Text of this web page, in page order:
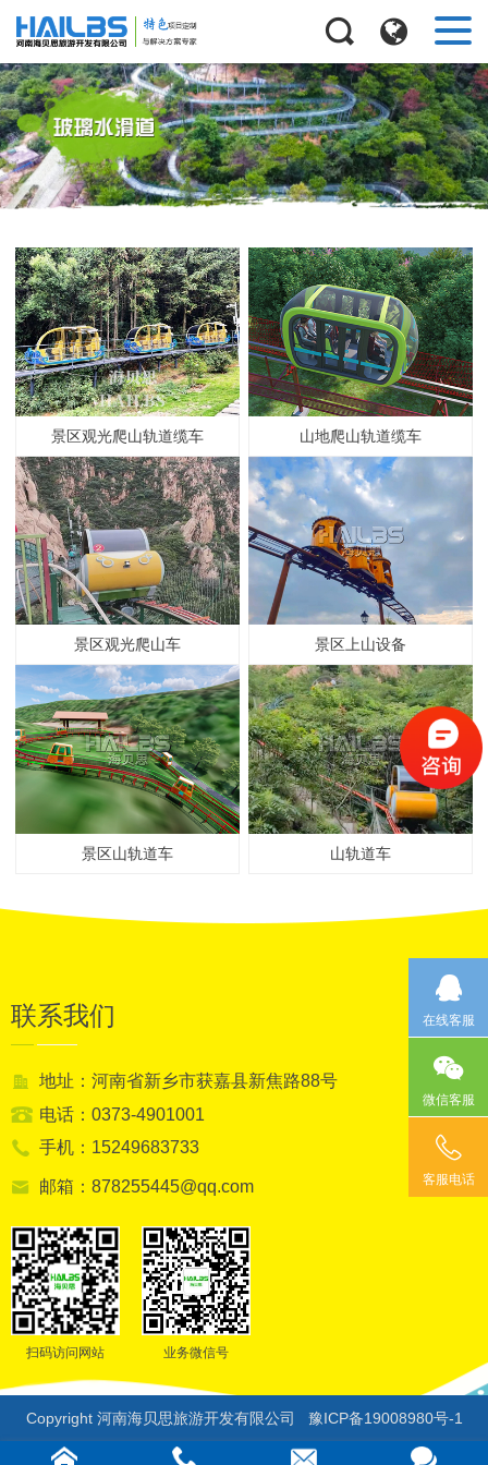
景区观光爬山轨道缆车 山地爬山轨道缆车
景区观光爬山车 景区上山设备
景区山轨道车 山轨道车
联系我们
地址：河南省新乡市获嘉县新焦路88号
电话：0373-4901001
手机：15249683733
邮箱：878255445@qq.com
扫码访问网站 业务微信号
Copyright 河南海贝思旅游开发有限公司 豫ICP备19008980号-1
在线客服
微信客服
客服电话